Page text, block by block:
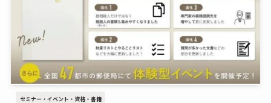
セミナー・イベント・資格・書籍